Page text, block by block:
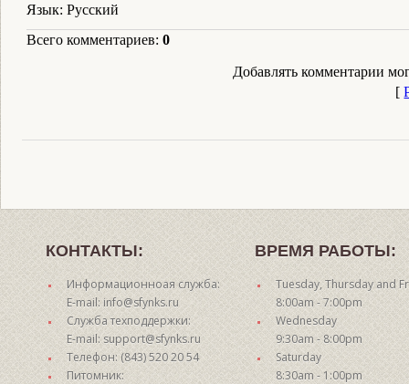
Язык: Русский
Всего комментариев: 0
Добавлять комментарии
[
КОНТАКТЫ:
Информационноая служба:
E-mail: info@sfynks.ru
Служба техподдержки:
E-mail: support@sfynks.ru
Телефон: (843) 520 20 54
Питомник:
ВРЕМЯ РАБОТЫ:
Tuesday, Thursday and
8:00am - 7:00pm
Wednesday
9:30am - 8:00pm
Saturday
8:30am - 1:00pm